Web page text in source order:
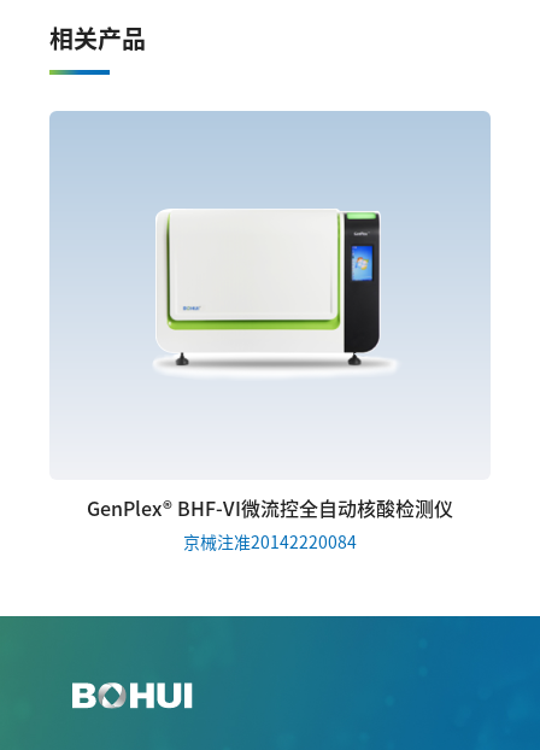
相关产品
GenPlex® BHF-VI微流控全自动核酸检测仪
京械注准20142220084